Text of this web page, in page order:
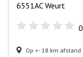
6551AC Weurt
0
Op +- 18 km afstand